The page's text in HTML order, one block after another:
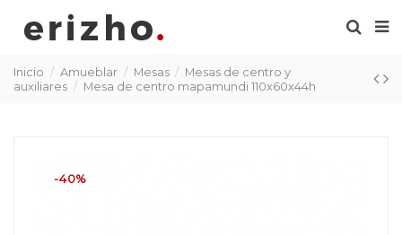
Inicio Amueblar Mesas
Mesas de centro y
auxiliares
Mesa de centro mapamundi 110x60x44h
-40%